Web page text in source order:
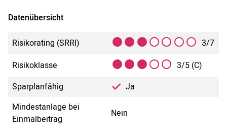
Datenübersicht
Risikorating (SRRI)
3/7
Risikoklasse
3/5 (C)
Sparplanfähig
Ja
Mindestanlage bei
Einmalbeitrag
Nein